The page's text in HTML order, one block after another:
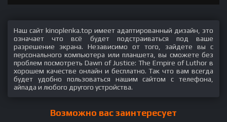
Наш сайт kinoplenka.top имеет адаптированный дизайн, это
означает что всё будет подстраиваться под ваше
разрешение экрана. Независимо от того, зайдете вы с
персонального компьютера или планшета, вы сможете без
проблем посмотреть Dawn of Justice: The Empire of Luthor в
хорошем качестве онлайн и бесплатно. Так что вам всегда
будет удобно пользоваться нашим сайтом с телефона,
айпада и любого другого устройства.
Возможно вас заинтересует